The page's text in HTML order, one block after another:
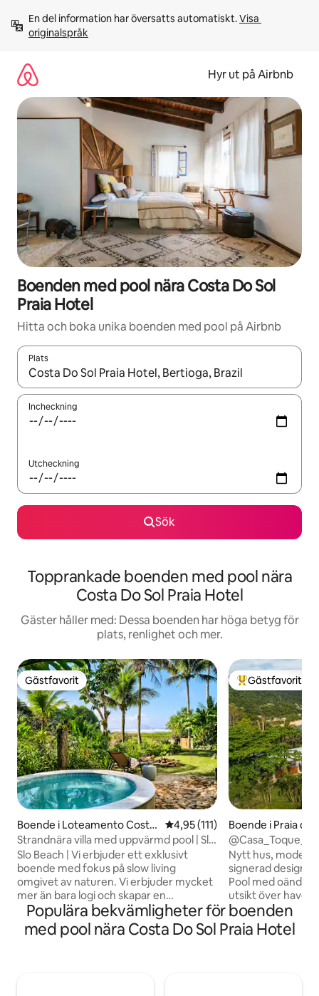
innehåll
En del information har översatts automatiskt. Visa
originalspråk
Hyr ut på Airbnb
Boenden med pool nära Costa Do Sol
Praia Hotel
Hitta och boka unika boenden med pool på Airbnb
Plats
När resultaten är tillgängliga kan du navigera med upp- och
Incheckning
Utcheckning
Sök
Topprankade boenden med pool nära
Costa Do Sol Praia Hotel
Gäster håller med: Dessa boenden har höga betyg för
plats, renlighet och mer.
Gästfavorit
Gästfavorit
Boende i Loteamento Costa
do Sol
4,95 av 5 i genomsnittligt
4,95 (111)
Strandnära villa med uppvärmd pool | Slo
Beach
Slo Beach | Vi erbjuder ett exklusivt
boende med fokus på slow living
omgivet av naturen. Vi erbjuder mycket
mer än bara logi och skapar en
skräddarsydd vistelse för varje resenär.
Miljövänligt boende vid stranden 4 sviter
– rymmer upp till 10 gäster Sängkläder i
Populär
Gästfavorit
Boende i Praia do
que Grande
uppvärmd
Nytt hus,
signerad design
Pool med
utsikt över havet
180º till
Grande,
Mellan oktober
Populära bekvämligheter för boenden
med pool nära Costa Do Sol Praia Hotel